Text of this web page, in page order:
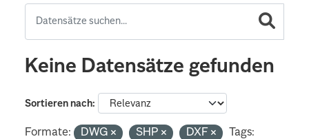
Keine Datensätze gefunden
Sortieren nach
Formate: DWG SHP DXF
Tags: